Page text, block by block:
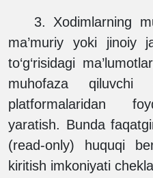
3. Xodimlarning
ma’muriy yoki jinoiy
to‘g‘risidagi
muhofaza qiluvchi
platformalaridan
yaratish. Bunda
(read-only) huquqi
kiritish imkoniyati